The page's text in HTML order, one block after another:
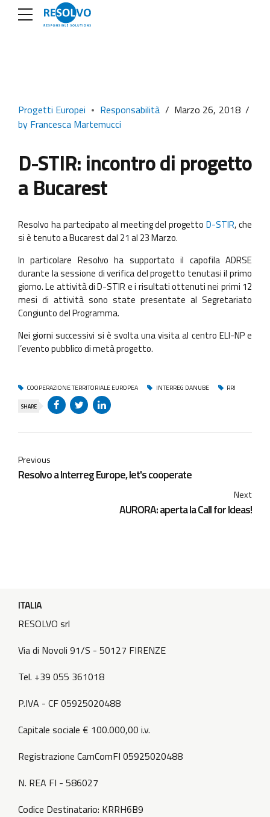
Progetti Europei Responsabilità
Marzo 26, 2018
by Francesca Martemucci
D-STIR: incontro di progetto
a Bucarest
Resolvo ha partecipato al meeting del progettoD-STIR, che
si è tenuto a Bucarest dal 21 al 23 Marzo.
In particolare Resolvo ha supportato il capofila ADRSE
durante la sessione di verifica del progetto tenutasi il primo
giorno. Le attività di D-STIR e i risultati ottenuti nei primi 12
mesi di attività sono state presentate al Segretariato
Congiunto del Programma.
Nei giorni successivi si è svolta una visita al centro ELI-NP e
l’evento pubblico di metà progetto.
COOPERAZIONE TERRITORIALE EUROPEA INTERREG DANUBE RRI
SHARE
Previous
Resolvo a Interreg Europe, let's cooperate
Next
AURORA: aperta la Call for Ideas!
ITALIA
RESOLVO srl
Via di Novoli 91/S - 50127 FIRENZE
Tel. +39 055 361018
P.IVA - CF 05925020488
Capitale sociale € 100.000,00 i.v.
Registrazione CamComFI 05925020488
N. REA FI - 586027
Codice Destinatario: KRRH6B9